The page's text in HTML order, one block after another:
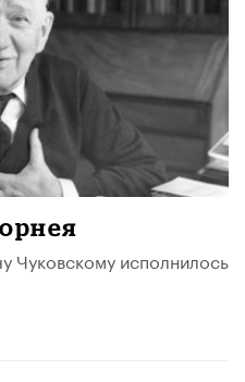
Чуковскому исполнилось